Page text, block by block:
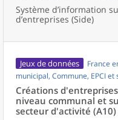
Système d’information
d’entreprises (Side)
Jeux de données
France
municipal, Commune, EPCI
Créations
niveau communal et
secteur d'activité